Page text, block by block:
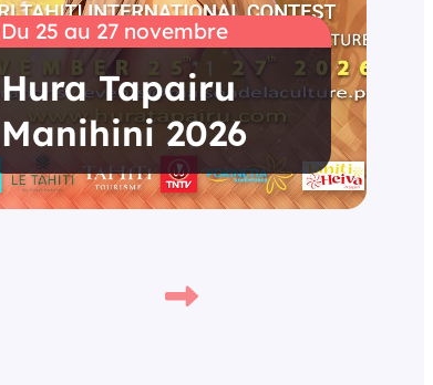
Du 25 au 27 novembre
Hura Tapairu
Manihini 2026